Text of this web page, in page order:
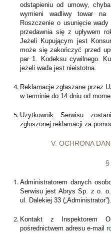
odstąpieniu od umowy,
wymieni wadliwy towar
Roszczenie o usunięcie
przedawnia się z upływem
Jeżeli Kupującym jest
może się zakończyć przed
par 1. Kodeksu cywilnego.
jeżeli wada jest nieistotna.
Reklamacje zgłaszane przez
w terminie do 14 dniu od
Użytkownik Serwisu
zgłoszonej reklamacji za
V. OCHRONA
§
Administratorem danych
Serwisu jest Abrys Sp. z o.
ul. Dalekiej 33 („Administrator”).
Kontakt z Inspektorem
pośrednictwem adresu e-mail